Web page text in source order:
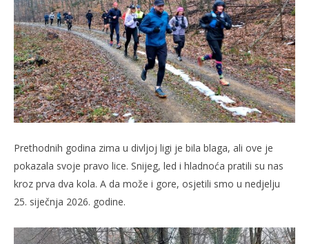
TRENUTNO OTVORENO
Održano 3. kolo Divlje lige Slatina – Poligon
26.01.2026.
slatina.net
Prethodnih godina zima u divljoj ligi je bila blaga, ali ove je
pokazala svoje pravo lice. Snijeg, led i hladnoća pratili su nas
kroz prva dva kola. A da može i gore, osjetili smo u nedjelju
25. siječnja 2026. godine.